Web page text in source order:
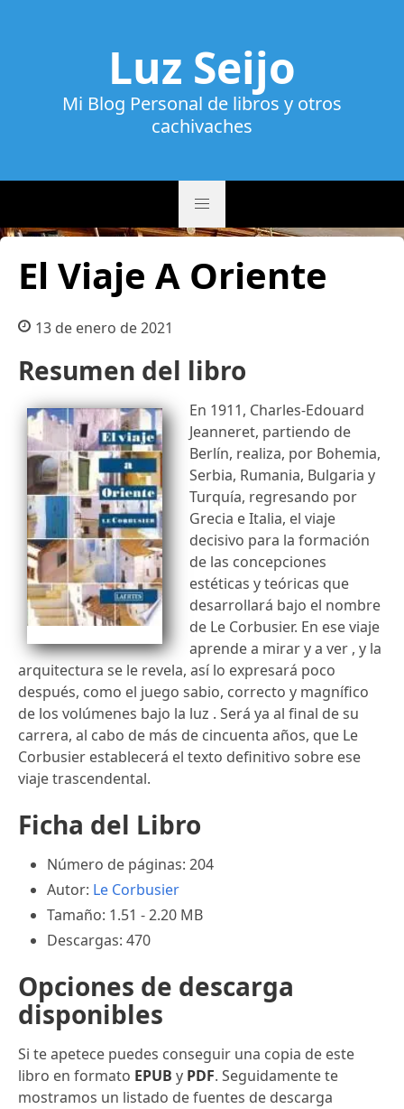
Luz Seijo
Mi Blog Personal de libros y otros
cachivaches
El Viaje A Oriente
13 de enero de 2021
Resumen del libro
En 1911, Charles-Edouard
Jeanneret, partiendo de
Berlín, realiza, por Bohemia,
Serbia, Rumania, Bulgaria y
Turquía, regresando por
Grecia e Italia, el viaje
decisivo para la formación
de las concepciones
estéticas y teóricas que
desarrollará bajo el nombre
de Le Corbusier. En ese viaje
aprende a mirar y a ver , y la
arquitectura se le revela, así lo expresará poco
después, como el juego sabio, correcto y magnífico
de los volúmenes bajo la luz . Será ya al final de su
carrera, al cabo de más de cincuenta años, que Le
Corbusier establecerá el texto definitivo sobre ese
viaje trascendental.
Ficha del Libro
Número de páginas: 204
Autor: Le Corbusier
Tamaño: 1.51 - 2.20 MB
Descargas: 470
Opciones de descarga
disponibles
Si te apetece puedes conseguir una copia de este
libro en formato EPUB y PDF. Seguidamente te
mostramos un listado de fuentes de descarga